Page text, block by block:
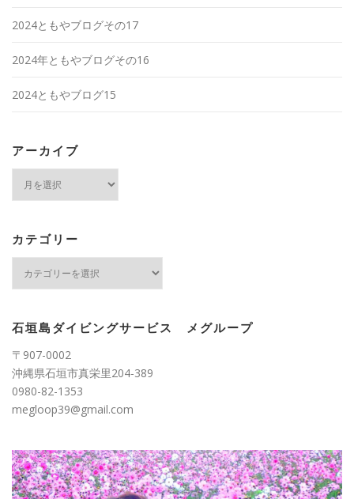
2024ともやブログその17
2024年ともやブログその16
2024ともやブログ15
アーカイブ
ブ
カテゴリー
ー
石垣島ダイビングサービス メグループ
〒907-0002
沖縄県石垣市真栄里204-389
0980-82-1353
megloop39@gmail.com